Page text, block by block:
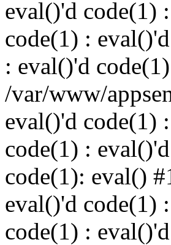
eval()'d code(1)
code(1) :
: eval()'d
/var/www/
eval()'d code(1)
code(1) :
code(1): eval()
eval()'d code(1)
code(1) :